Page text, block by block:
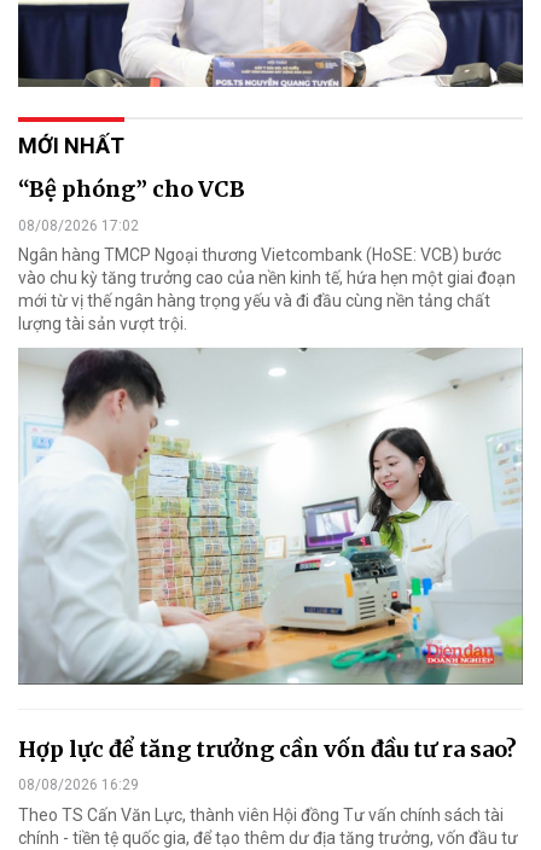
MỚI NHẤT
“Bệ phóng” cho VCB
08/08/2026 17:02
Ngân hàng TMCP Ngoại thương Vietcombank (HoSE: VCB) bước
vào chu kỳ tăng trưởng cao của nền kinh tế, hứa hẹn một giai đoạn
mới từ vị thế ngân hàng trọng yếu và đi đầu cùng nền tảng chất
lượng tài sản vượt trội.
Hợp lực để tăng trưởng cần vốn đầu tư ra sao?
08/08/2026 16:29
Theo TS Cấn Văn Lực, thành viên Hội đồng Tư vấn chính sách tài
chính - tiền tệ quốc gia, để tạo thêm dư địa tăng trưởng, vốn đầu tư